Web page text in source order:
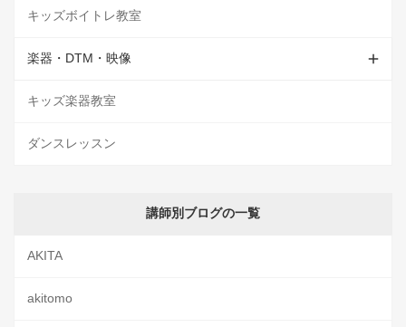
キッズボイトレ教室
楽器・DTM・映像
キッズ楽器教室
ダンスレッスン
講師別ブログの一覧
AKITA
akitomo